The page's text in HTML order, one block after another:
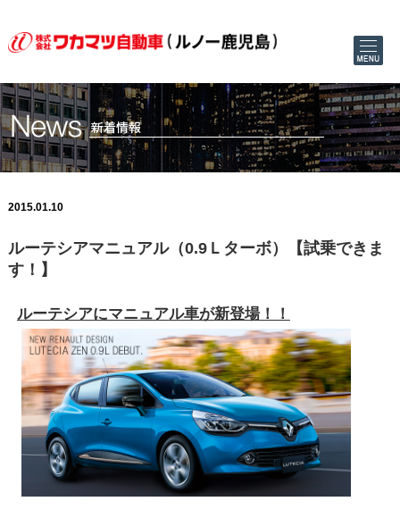
2015.01.10
ルーテシアマニュアル（0.9Ｌターボ）【試乗できま
す！】
ルーテシアにマニュアル車が新登場！！